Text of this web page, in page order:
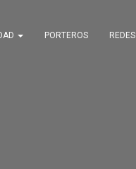
PORTEROS REDES